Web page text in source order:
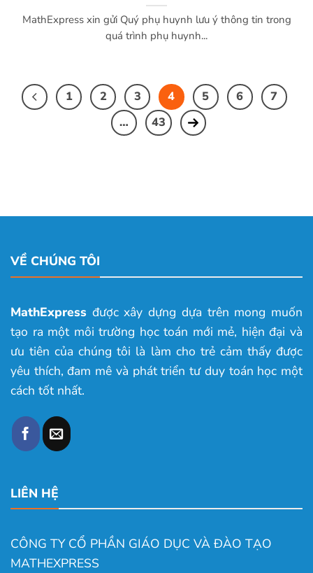
MathExpress xin gửi Quý phụ huynh lưu ý thông tin trong
quá trình phụ huynh...
1 2 3 4 5 6
7
…
43
VỀ CHÚNG TÔI
MathExpress được xây dựng dựa trên mong muốn
tạo ra một môi trường học toán mới mẻ, hiện đại và
ưu tiên của chúng tôi là làm cho trẻ cảm thấy được
yêu thích, đam mê và phát triển tư duy toán học một
cách tốt nhất.
LIÊN HỆ
CÔNG TY CỔ PHẦN GIÁO DỤC VÀ ĐÀO TẠO
MATHEXPRESS